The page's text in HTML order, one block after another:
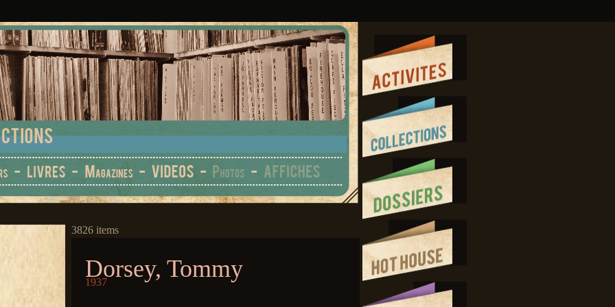
3826 items
Dorsey, Tommy
1937